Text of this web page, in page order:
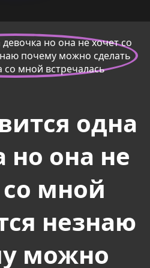
одна
но она не
мной
незнаю
можно